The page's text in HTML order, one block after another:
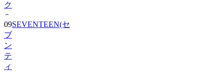
ク
09SEVENTEEN(セ
ブ
ン
テ
ィ